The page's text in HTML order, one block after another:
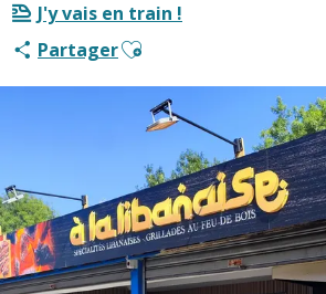
J'y vais en train !
PartagerAjouter aux favoris